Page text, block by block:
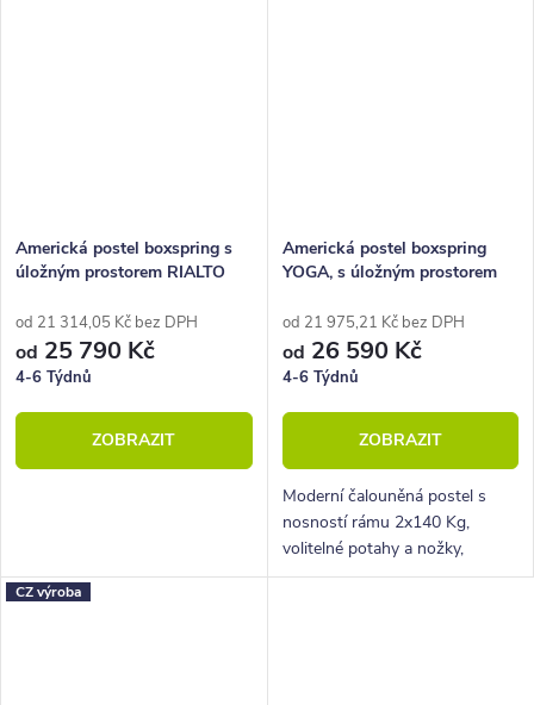
Americká postel boxspring s
úložným prostorem RIALTO
od 21 314,05 Kč bez DPH
od 25 790 Kč
4-6 Týdnů
ZOBRAZIT
Americká postel boxspring
YOGA, s úložným prostorem
od 21 975,21 Kč bez DPH
od 26 590 Kč
4-6 Týdnů
ZOBRAZIT
Moderní čalouněná postel s
nosností rámu 2x140 Kg,
volitelné potahy a nožky,
hluboký úložný prostor.
CZ výroba